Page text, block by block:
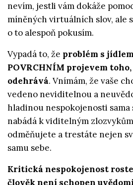
nevím, jestli vám dokáže
míněných virtuálních slov, ale
o to alespoň pokusím.
Vypadá to, že problém s
POVRCHNÍM projevem toho,
odehrává. Vnímám, že vaše
vedeno neviditelnou a
hladinou nespokojenosti sama
nabádá k viditelným
odměňujete a trestáte nejen
samu sebe.
Kritická nespokojenost
člověk není schopen